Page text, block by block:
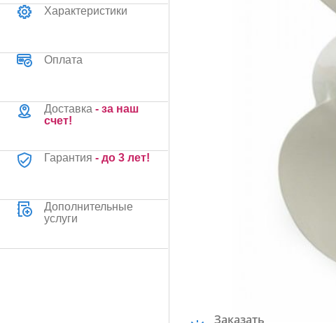
Характеристики
Оплата
Доставка - за наш
счет!
Гарантия - до 3 лет!
Дополнительные
услуги
Заказать